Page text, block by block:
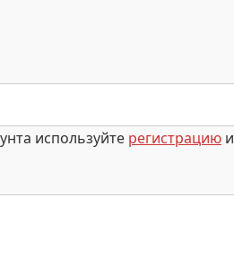
используйте регистрацию